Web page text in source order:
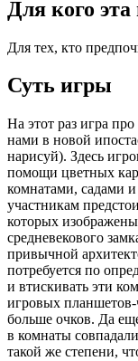
Для кого эта
Для тех, кто
Суть игры
На этот раз игра про
нами в новой
нарисуй). Здесь
помощи цветных
комнатами, садами
участникам
которых
средневекового
привычной
потребуется по
и втискивать эти
игровых
больше очков. Да
в комнаты
такой же степени,